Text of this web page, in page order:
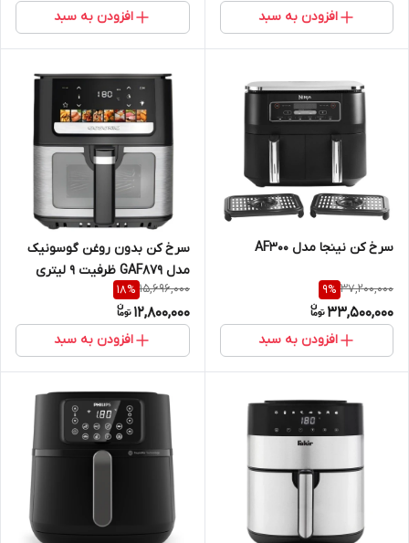
افزودن به سبد افزودن به سبد
سرخ کن نینجا مدل AF300
37,200,000
9%
33,500,000
افزودن به سبد
سرخ‌ کن بدون روغن گوسونیک
مدل GAF879 ظرفیت 9 لیتری
15,696,000
18%
12,800,000
افزودن به سبد